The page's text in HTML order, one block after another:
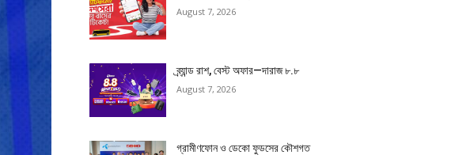
August 7, 2026
ব্র্যান্ড রাশ, বেস্ট অফার—দারাজ ৮.৮
August 7, 2026
গ্রামীণফোন ও ডেকো ফুডসের কৌশগত